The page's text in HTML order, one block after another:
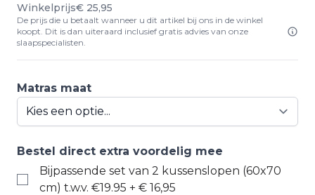
Winkelprijs€ 25,95
De prijs die u betaalt wanneer u dit artikel bij ons in de winkel
koopt. Dit is dan uiteraard inclusief gratis advies van onze
slaapspecialisten.
Matras maat
Bestel direct extra voordelig mee
Bijpassende set van 2 kussenslopen (60x70
cm) t.w.v. €19.95 + € 16,95